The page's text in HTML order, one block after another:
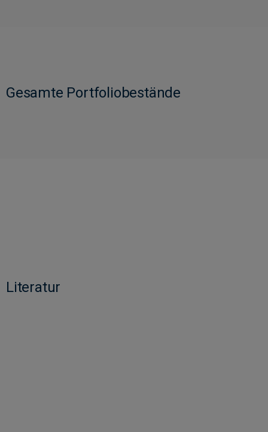
Gesamte Portfoliobestände
Literatur